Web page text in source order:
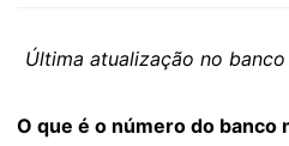
Última atualização no
O que é o número do banco